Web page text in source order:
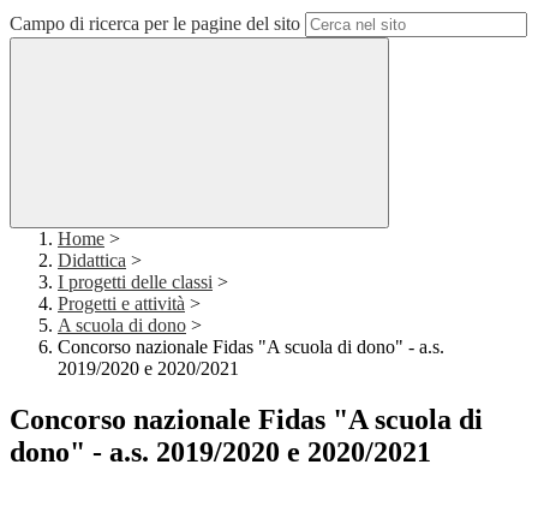
Campo di ricerca per le pagine del sito
Home >
Didattica >
I progetti delle classi >
Progetti e attività >
A scuola di dono >
Concorso nazionale Fidas "A scuola di dono" - a.s.
2019/2020 e 2020/2021
Concorso nazionale Fidas "A scuola di
dono" - a.s. 2019/2020 e 2020/2021